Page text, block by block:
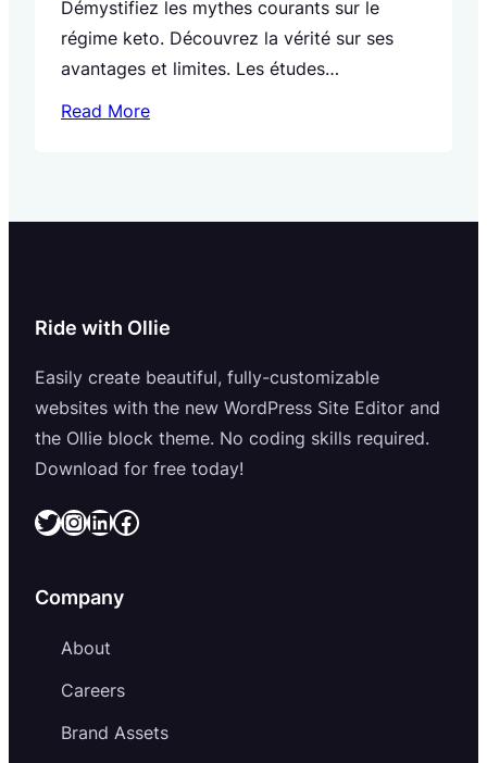
Démystifiez les mythes courants sur le
régime keto. Découvrez la vérité sur ses
avantages et limites. Les études
maintenant !
Read More
Ride with Ollie
Easily create beautiful, fully-customizable
websites with the new WordPress Site Editor and
the Ollie block theme. No coding skills required.
Download for free today!
Twitter InstagramLinkedIn Facebook
Company
About
Careers
Brand Assets